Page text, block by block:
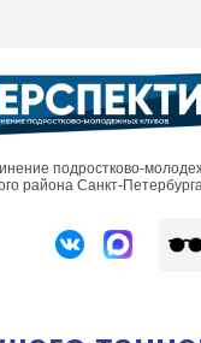
подростково-
района Санкт-